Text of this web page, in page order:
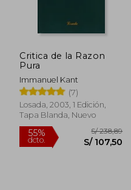
55%
dcto. S/ 81,60
Critica de la Razon
Pura
Immanuel Kant
(7)
Losada, 2003, 1 Edición,
Tapa Blanda, Nuevo